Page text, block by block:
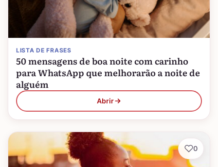
LISTA DE FRASES
50 mensagens de boa noite com carinho
para WhatsApp que melhorarão a noite de
alguém
Abrir
0